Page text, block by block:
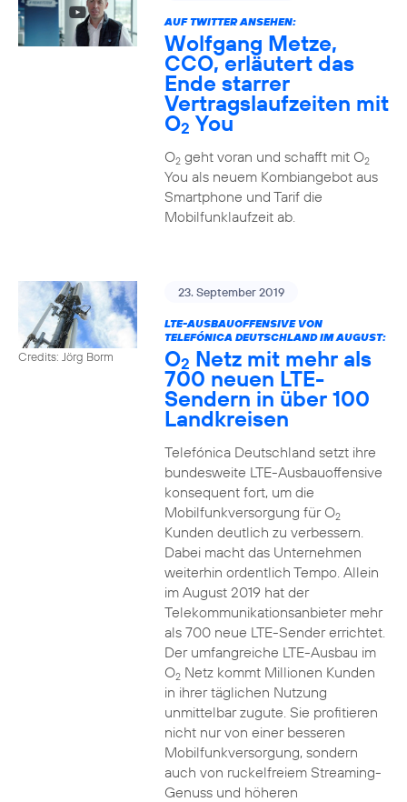
AUF TWITTER ANSEHEN:
Wolfgang Metze,
CCO, erläutert das
Ende starrer
Vertragslaufzeiten mit
O2 You
O2geht voran und schafft mit O2
You als neuem Kombiangebot aus
Smartphone und Tarif die
Mobilfunklaufzeit ab.
Credits: Jörg Borm
23. September 2019
LTE-AUSBAUOFFENSIVE VON
TELEFÓNICA DEUTSCHLAND IM AUGUST:
O2 Netz mit mehr als
700 neuen LTE-
Sendern in über 100
Landkreisen
Telefónica Deutschland setzt ihre
bundesweite LTE-Ausbauoffensive
konsequent fort, um die
Mobilfunkversorgung für O2
Kunden deutlich zu verbessern.
Dabei macht das Unternehmen
weiterhin ordentlich Tempo. Allein
im August 2019 hat der
Telekommunikationsanbieter mehr
als 700 neue LTE-Sender errichtet.
Der umfangreiche LTE-Ausbau im
O2Netz kommt Millionen Kunden
in ihrer täglichen Nutzung
unmittelbar zugute. Sie profitieren
nicht nur von einer besseren
Mobilfunkversorgung, sondern
auch von ruckelfreiem Streaming-
Genuss und höheren